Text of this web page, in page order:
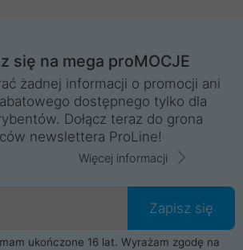
się na mega proMOCJE
żadnej informacji o promocji ani
dostępnego tylko dla
Dołącz teraz do grona
newslettera ProLine!
Więcej informacji
Zapisz się
ukończone 16 lat. Wyrażam zgodę na